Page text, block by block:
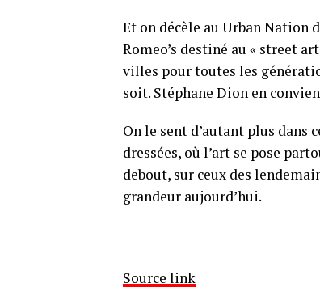
Et on décèle au Urban Nation
Romeo’s destiné au « street
villes pour toutes les
soit. Stéphane Dion en
On le sent d’autant plus dans
dressées, où l’art se pose
debout, sur ceux des
grandeur aujourd’hui.
Source link